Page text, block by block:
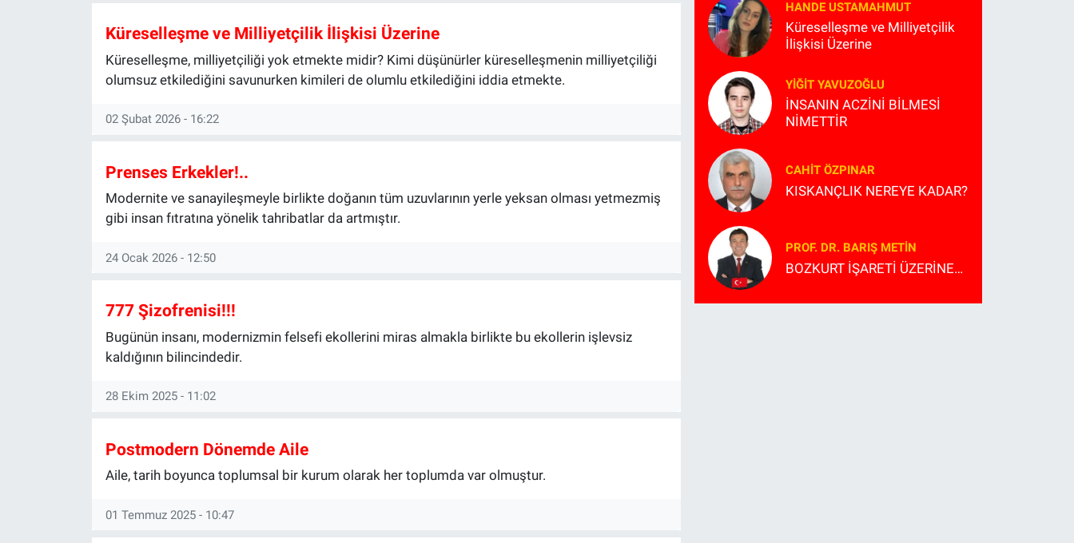
Küreselleşme ve Milliyetçilik İlişkisi Üzerine
Küreselleşme, milliyetçiliği yok etmekte midir? Kimi düşünürler küreselleşmenin milliyetçiliği
olumsuz etkilediğini savunurken kimileri de olumlu etkilediğini iddia etmekte.
02 Şubat 2026 - 16:22
Prenses Erkekler!..
Modernite ve sanayileşmeyle birlikte doğanın tüm uzuvlarının yerle yeksan olması yetmezmiş
gibi insan fıtratına yönelik tahribatlar da artmıştır.
24 Ocak 2026 - 12:50
777 Şizofrenisi!!!
Bugünün insanı, modernizmin felsefi ekollerini miras almakla birlikte bu ekollerin işlevsiz
kaldığının bilincindedir.
28 Ekim 2025 - 11:02
Postmodern Dönemde Aile
Aile, tarih boyunca toplumsal bir kurum olarak her toplumda var olmuştur.
01 Temmuz 2025 - 10:47
HANDE USTAMAHMUT
Küreselleşme ve Milliyetçilik
İlişkisi Üzerine
YIĞIT YAVUZOĞLU
İNSANIN ACZİNİ BİLMESİ
NİMETTİR
CAHIT ÖZPINAR
KISKANÇLIK NEREYE KADAR?
PROF. DR. BARIŞ METİN
BOZKURT İŞARETİ ÜZERİNE…
Resmi İlanlar